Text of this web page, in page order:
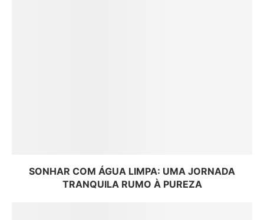
SONHAR COM ÁGUA LIMPA: UMA JORNADA
TRANQUILA RUMO À PUREZA